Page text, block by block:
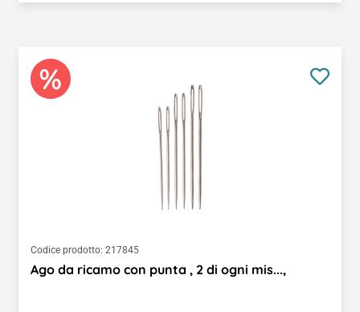
Codice prodotto: 217845
Ago da ricamo con punta , 2 di ogni mis...,